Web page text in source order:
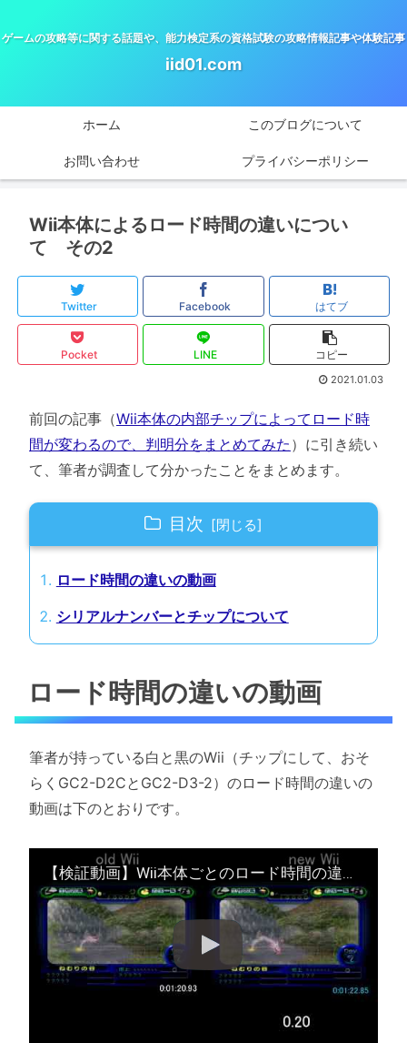
ゲームの攻略等に関する話題や、能力検定系の資格試験の攻略情報記事や体験記事
iid01.com
ホーム このブログについて
お問い合わせ プライバシーポリシー
Wii本体によるロード時間の違いについ
て その2
Twitter Facebook はてブ
Pocket LINE コピー
2021.01.03
前回の記事（Wii本体の内部チップによってロード時
間が変わるので、判明分をまとめてみた ）に引き続い
て、筆者が調査して分かったことをまとめます。
目次
ロード時間の違いの動画
シリアルナンバーとチップについて
ロード時間の違いの動画
筆者が持っている白と黒のWii（チップにして、おそ
らくGC2-D2CとGC2-D3-2）のロード時間の違いの
動画は下のとおりです。
【検証動画】Wii本体ごとのロード時間の違いについて